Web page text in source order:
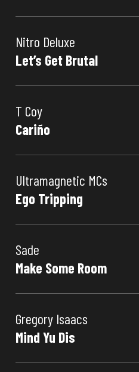
Nitro Deluxe
Let’s Get Brutal
T Coy
Cariño
Ultramagnetic MCs
Ego Tripping
Sade
Make Some Room
Gregory Isaacs
Mind Yu Dis